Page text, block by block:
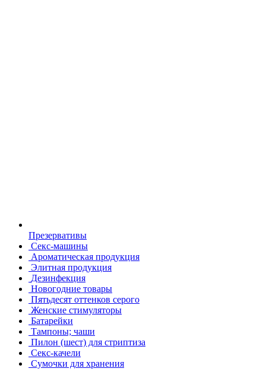
Презервативы
Секс-машины
Ароматическая продукция
Элитная продукция
Дезинфекция
Новогодние товары
Пятьдесят оттенков серого
Женские стимуляторы
Батарейки
Тампоны; чаши
Пилон (шест) для стриптиза
Секс-качели
Сумочки для хранения